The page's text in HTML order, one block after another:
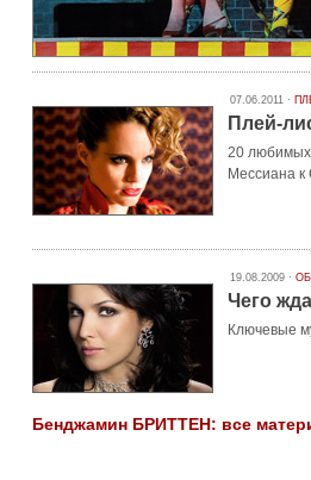
07.06.2011 ·
Плей-
20 любимых
Мессиана к
19.08.2009 ·
Чего
Ключевые
Бенджамин БРИТТЕН: все